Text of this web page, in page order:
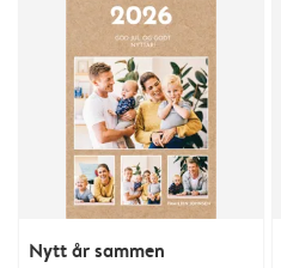
Nytt år sammen